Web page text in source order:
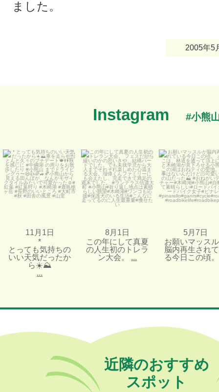
ました。
2005年5
Instagram #小熊
*
とっても気持ちのいい天気
だったから☀️⛰️
...
11月 1 日
11月1日
*
とっても気持ちの
いい天気だったか
ら☀️⛰️
...
この年にして真夏の人生初
のトレラン大会。...
8月 1 日
32 3
8月1日
この年にして真夏
の人生初のトレラ
ン大会。
...
お願いマッスルが脳
されている今日この
5月 7 日
748 9
5月7日
お願いマッス
脳内再生され
る今日この頃。
近隣のおすすめ
スポット